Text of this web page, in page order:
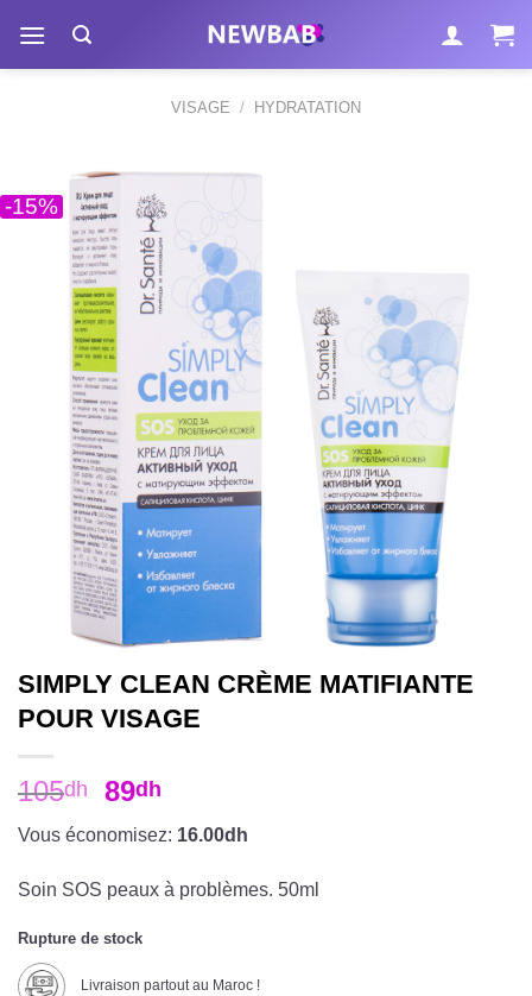
contenu
VISAGE / HYDRATATION
-15%
SIMPLY CLEAN CRÈME MATIFIANTE
POUR VISAGE
105dh 89dh
Vous économisez: 16.00dh
Soin SOS peaux à problèmes. 50ml
Rupture de stock
Livraison partout au Maroc !